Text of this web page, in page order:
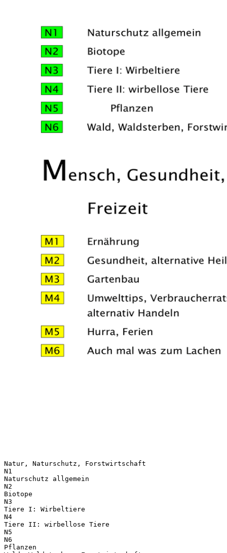
Natur, Naturschutz, Forstwirtschaft
N1
Naturschutz allgemein
N2
Biotope
N3
Tiere I: Wirbeltiere
N4
Tiere II: wirbellose Tiere
N5
N6
Pflanzen